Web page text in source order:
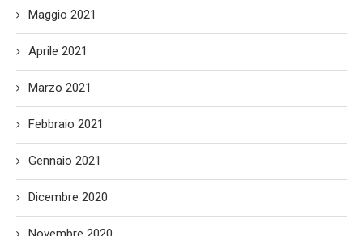
Maggio 2021
Aprile 2021
Marzo 2021
Febbraio 2021
Gennaio 2021
Dicembre 2020